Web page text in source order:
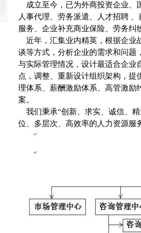
成立至今，已为外商投资企业、
人事代理、劳务派遣、人才招聘
服务、企业补充商业保险、劳务纠
近年，汇集业内精英，根据企业
谈等方式，分析企业的需求和问题
与实际管理情况，设计最适合企业
点，调整、重新设计组织架构，
理体系、薪酬激励体系、高管激励
案。
我们秉承“创新、求实、诚信、
位、多层次、高效率的人力资源服